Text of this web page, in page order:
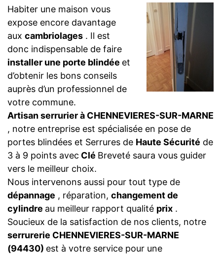
Habiter une maison vous
expose encore davantage
aux cambriolages . Il est
donc indispensable de faire
installer une porte blindée et
d’obtenir les bons conseils
auprès d’un professionnel de
votre commune.
Artisan serrurier à CHENNEVIERES-SUR-MARNE
, notre entreprise est spécialisée en pose de
portes blindées et Serrures de Haute Sécurité de
3 à 9 points avec Clé Breveté saura vous guider
vers le meilleur choix.
Nous intervenons aussi pour tout type de
dépannage , réparation, changement de
cylindre au meilleur rapport qualité prix .
Soucieux de la satisfaction de nos clients, notre
serrurerie CHENNEVIERES-SUR-MARNE
(94430) est à votre service pour une